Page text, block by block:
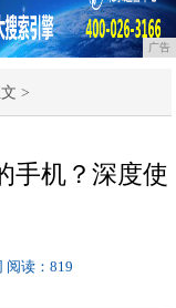
广告
>
手机？深度使
阅读：819